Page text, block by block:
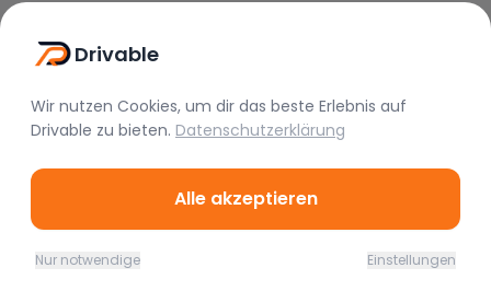
©2026Drivable.Alle Rechte vorbehalten.
Drivable
Wir nutzen Cookies, um dir das beste Erlebnis auf
Drivable zu bieten. Datenschutzerklärung
Alle akzeptieren
Nur notwendige Einstellungen